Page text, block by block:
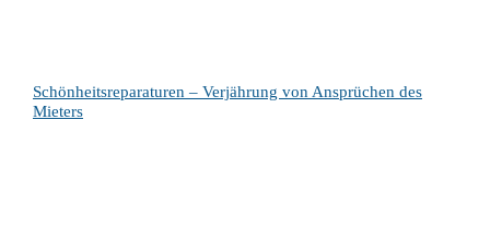
Schönheitsreparaturen – Verjährung von Ansprüchen des
Mieters